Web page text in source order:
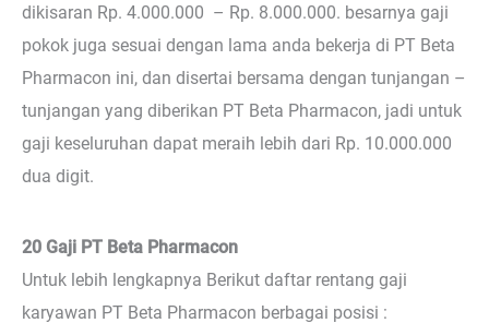
dikisaran Rp. 4.000.000 – Rp. 8.000.000. besarnya gaji
pokok juga sesuai dengan lama anda bekerja di PT Beta
Pharmacon ini, dan disertai bersama dengan tunjangan –
tunjangan yang diberikan PT Beta Pharmacon, jadi untuk
gaji keseluruhan dapat meraih lebih dari Rp. 10.000.000
dua digit.
20 Gaji PT Beta Pharmacon
Untuk lebih lengkapnya Berikut daftar rentang gaji
karyawan PT Beta Pharmacon berbagai posisi :